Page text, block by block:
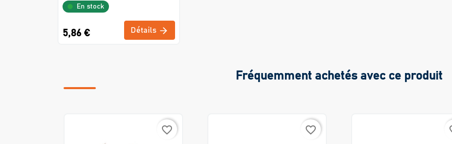
En stock
5,86 € Détails
Fréquemment achetés avec ce produit
favorite_border favorite_border